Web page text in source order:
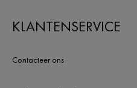
KLANTENSERVICE
Contacteer ons